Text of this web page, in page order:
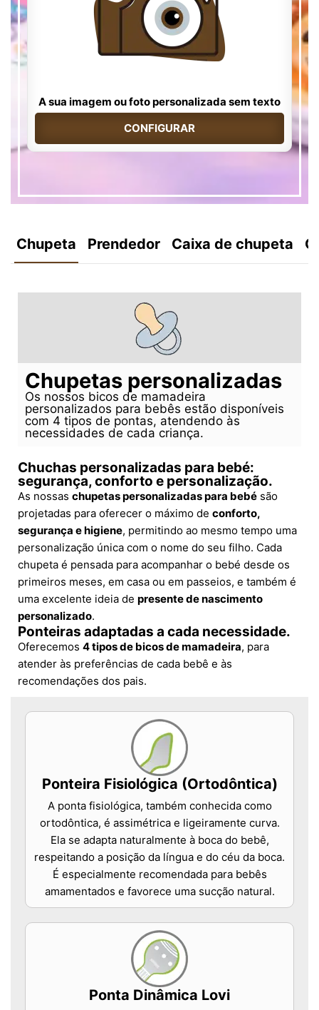
A sua imagem ou foto personalizada sem texto
CONFIGURAR
Chupeta Prendedor Caixa de chupeta
Chupetas personalizadas
Os nossos bicos de mamadeira
personalizados para bebês estão disponíveis
com 4 tipos de pontas, atendendo às
necessidades de cada criança.
Chuchas personalizadas para bebé:
segurança, conforto e personalização.
As nossas chupetas personalizadas para bebé são
projetadas para oferecer o máximo de conforto,
segurança e higiene, permitindo ao mesmo tempo uma
personalização única com o nome do seu filho. Cada
chupeta é pensada para acompanhar o bebé desde os
primeiros meses, em casa ou em passeios, e também é
uma excelente ideia de presente de nascimento
personalizado.
Ponteiras adaptadas a cada necessidade.
Oferecemos 4 tipos de bicos de mamadeira, para
atender às preferências de cada bebê e às
recomendações dos pais.
Ponteira Fisiológica (Ortodôntica)
A ponta fisiológica, também conhecida como
ortodôntica, é assimétrica e ligeiramente curva.
Ela se adapta naturalmente à boca do bebê,
respeitando a posição da língua e do céu da boca.
É especialmente recomendada para bebês
amamentados e favorece uma sucção natural.
Ponta Dinâmica Lovi